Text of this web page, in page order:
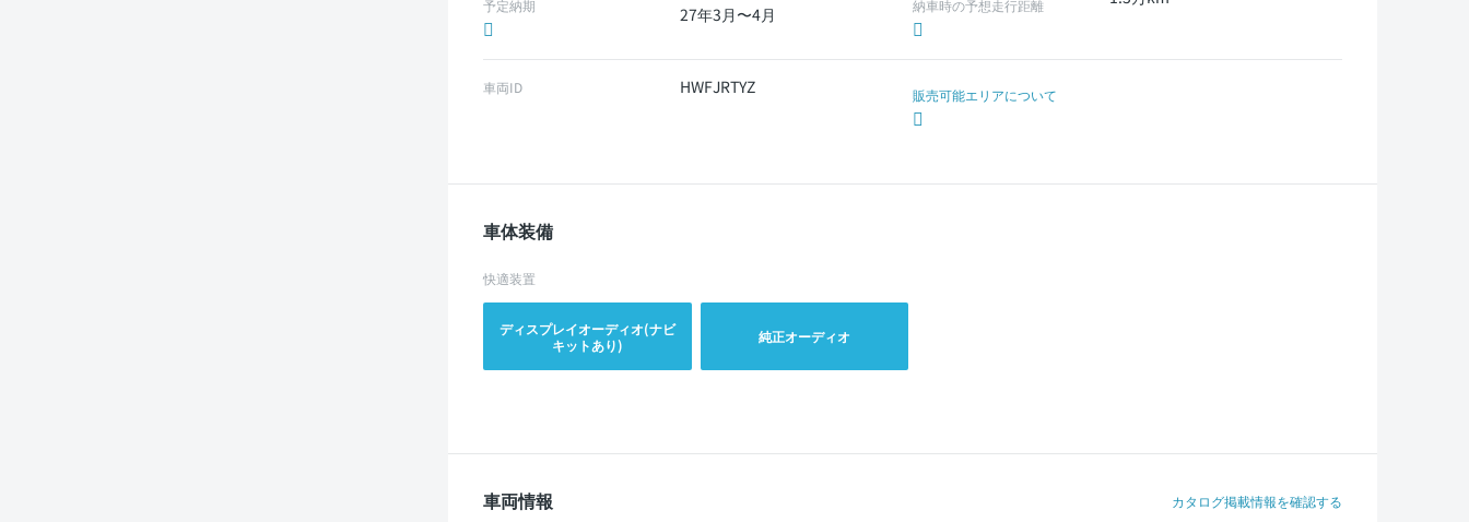
予定納期 27年3月〜4月 納車時の予想走行距離
車両ID HWFJRTYZ 販売可能エリアについて
車体装備
快適装置
ディスプレイオーディオ(ナビ
キットあり)
純正オーディオ
車両情報 カタログ掲載情報を確認する